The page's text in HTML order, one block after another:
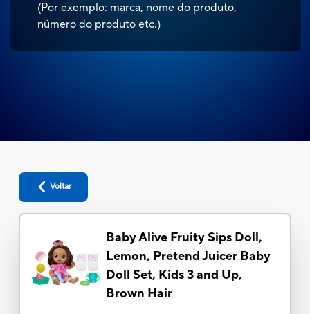
(Por exemplo: marca, nome do produto,
número do produto etc.)
Voltar
Baby Alive Fruity Sips Doll,
Lemon, Pretend Juicer Baby
Doll Set, Kids 3 and Up,
Brown Hair